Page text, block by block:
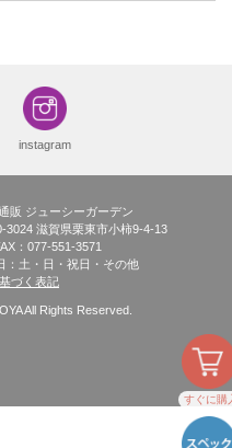
すぐに購
instagram
販 ジューシーガーデン
滋賀県栗東市小柿9-4-13
：077-551-3571
土・日・祝日・その他
づく表記
All Rights Reserved.